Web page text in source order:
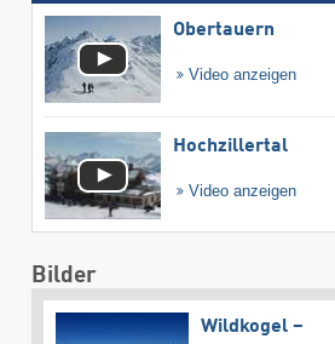
Obertauern
Video anzeigen
Hochzillertal
Video anzeigen
Bilder
Wildkogel –